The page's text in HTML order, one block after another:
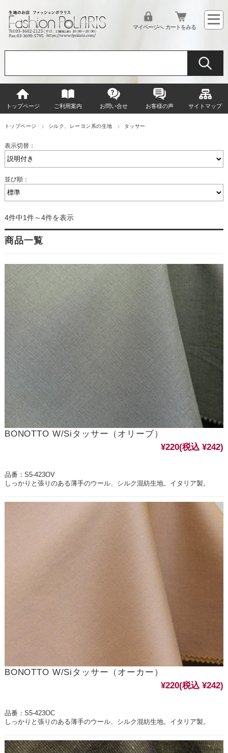
マイページへ カートをみる
トップページ ご利用案内 お問い合せ お客様の声 サイトマップ
トップページ シルク、レーヨン系の生地 タッサー
表示切替：
並び順：
4件中1件～4件を表示
商品一覧
BONOTTO W/Siタッサー（オリーブ）
¥220(税込 ¥242)
品番：S5-423OV
しっかりと張りのある薄手のウール、シルク混紡生地。イタリア製。
BONOTTO W/Siタッサー（オーカー）
¥220(税込 ¥242)
品番：S5-423OC
しっかりと張りのある薄手のウール、シルク混紡生地。イタリア製。